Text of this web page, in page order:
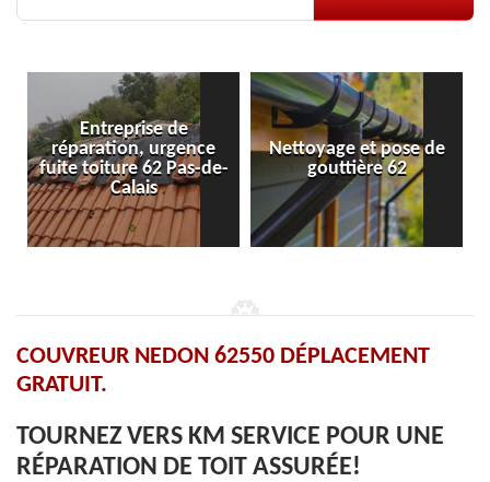
Entreprise de
réparation, urgence
fuite toiture 62 Pas-de-
Calais
Nettoyage et pose de
gouttière 62
COUVREUR NEDON 62550 DÉPLACEMENT
GRATUIT.
TOURNEZ VERS KM SERVICE POUR UNE
RÉPARATION DE TOIT ASSURÉE!